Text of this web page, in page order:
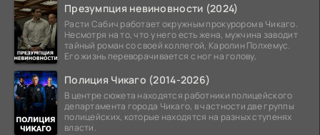
Презумпция невиновности (2024)
Расти Сабич работает окружным прокурором в Чикаго.
Несмотря на то, что у него есть жена, мужчина заводит
тайный роман со своей коллегой, Каролин Полхемус.
Его жизнь переворачивается с ног на голову,
Полиция Чикаго (2014-2026)
В центре сюжета находятся работники полицейского
департамента города Чикаго, в частности две группы
полицейских, которые находятся на разных ступенях
власти.